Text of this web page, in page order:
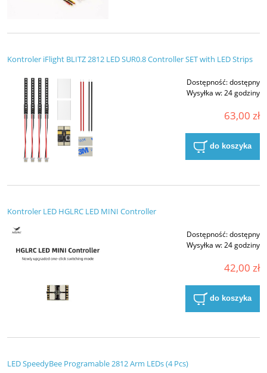
Kontroler iFlight BLITZ 2812 LED SUR0.8 Controller SET with LED Strips
Dostępność:dostępny
Wysyłka w:24 godziny
63,00 zł
do koszyka
Kontroler LED HGLRC LED MINI Controller
Dostępność:dostępny
Wysyłka w:24 godziny
42,00 zł
do koszyka
LED SpeedyBee Programable 2812 Arm LEDs (4 Pcs)